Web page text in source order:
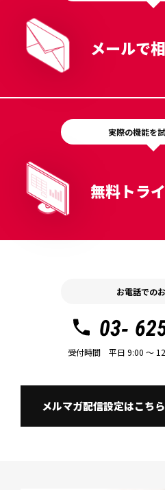
メールで
実際の機能を
無料トラ
お電話での
03-
受付時間 平日 9:00 〜
メルマガ配信設定はこちら